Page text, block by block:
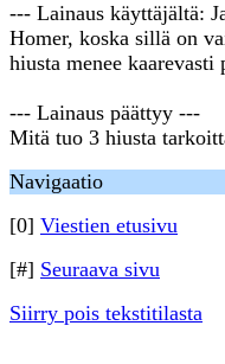
--- Lainaus käyttäjältä:
Homer, koska sillä on
hiusta menee
--- Lainaus päättyy ---
Mitä tuo 3 hiusta
Navigaatio
[0] Viestien etusivu
[#] Seuraava sivu
Siirry pois tekstitilasta